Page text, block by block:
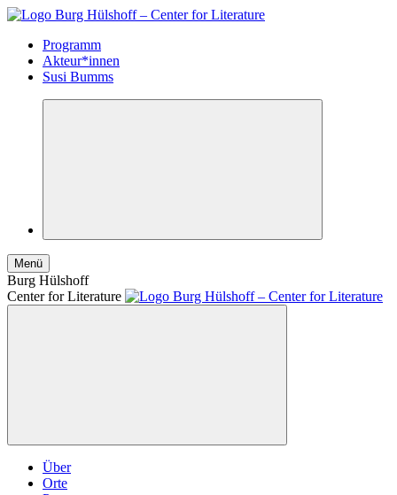
Programm
Akteur*innen
Susi Bumms
Menü
Burg Hülshoff
Center for Literature
Über
Orte